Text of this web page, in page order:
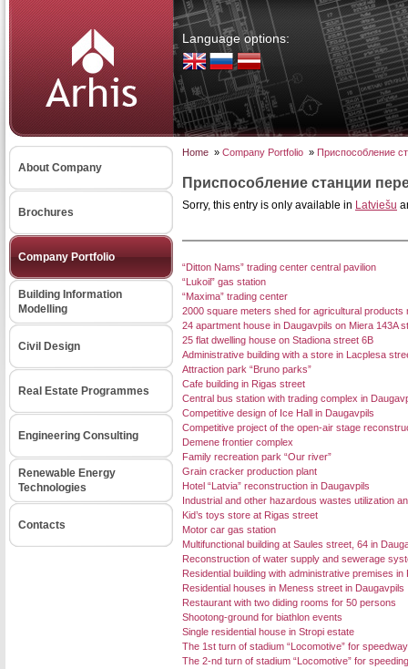
Language options:
About Company
Brochures
Company Portfolio
Building Information
Modelling
Civil Design
Real Estate Programmes
Engineering Consulting
Renewable Energy
Technologies
Contacts
Home » Company Portfolio » Приспособление
Приспособление станции
Sorry, this entry is only available in Latviešu
“Ditton Nams” trading center central pavilion
“Lukoil” gas station
“Maxima” trading center
2000 square meters shed for agricultural products
24 apartment house in Daugavpils on Miera 143A
25 flat dwelling house on Stadiona street 6B
Administrative building with a store in Lacplesa
Attraction park “Bruno parks”
Cafe building in Rigas street
Central bus station with trading complex in
Competitive design of Ice Hall in Daugavpils
Competitive project of the open-air stage
Demene frontier complex
Family recreation park “Our river”
Grain cracker production plant
Hotel “Latvia” reconstruction in Daugavpils
Industrial and other hazardous wastes utilization
Kid’s toys store at Rigas street
Motor car gas station
Multifunctional building at Saules street, 64 in
Reconstruction of water supply and sewerage
Residential building with administrative premises in
Residential houses in Meness street in Daugavpils
Restaurant with two diding rooms for 50 persons
Shootong-ground for biathlon events
Single residential house in Stropi estate
The 1st turn of stadium “Locomotive” for
The 2-nd turn of stadium “Locomotive” for